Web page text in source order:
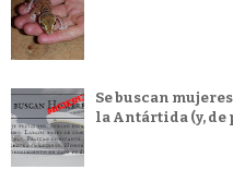
Se buscan
la Antártida (y, de